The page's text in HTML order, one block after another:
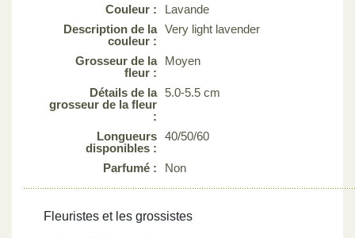
Couleur :
Lavande
Description de la
couleur :
Very light lavender
Grosseur de la
fleur :
Moyen
Détails de la
grosseur de la fleur
:
5.0-5.5 cm
Longueurs
disponibles :
40/50/60
Parfumé : Non
Fleuristes et les grossistes